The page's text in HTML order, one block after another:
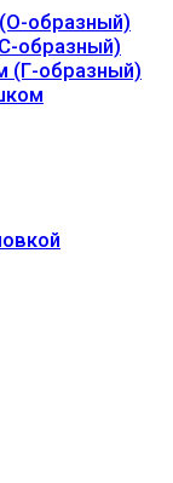
образный)
образный)
(Г-образный)